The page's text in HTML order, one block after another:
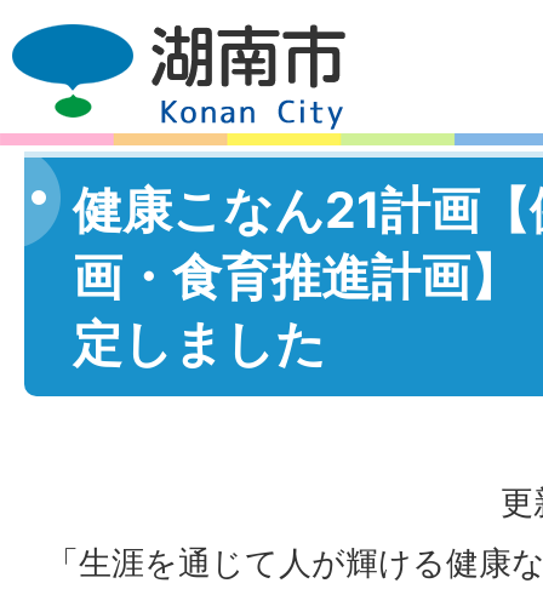
健康こなん21計画
画・食育推進計画
定しました
「生涯を通じて人が輝ける健康